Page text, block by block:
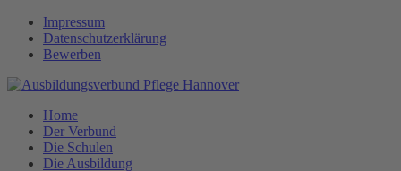
Impressum
Datenschutzerklärung
Bewerben
Home
Der Verbund
Die Schulen
Die Ausbildung